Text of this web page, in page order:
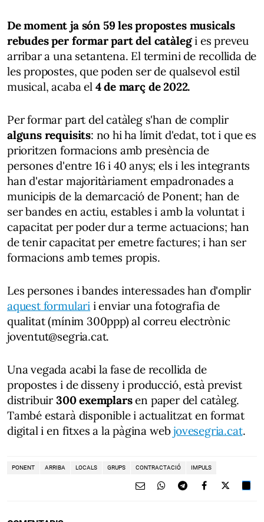
De moment ja són 59 les propostes musicals
rebudes per formar part del catàlegi es preveu
arribar a una setantena. El termini de recollida de
les propostes, que poden ser de qualsevol estil
musical, acaba el 4 de març de 2022.
Per formar part del catàleg s'han de complir
alguns requisits: no hi ha límit d'edat, tot i que es
prioritzen formacions amb presència de
persones d'entre 16 i 40 anys; els i les integrants
han d'estar majoritàriament empadronades a
municipis de la demarcació de Ponent; han de
ser bandes en actiu, estables i amb la voluntat i
capacitat per poder dur a terme actuacions; han
de tenir capacitat per emetre factures; i han ser
formacions amb temes propis.
Les persones i bandes interessades han d'omplir
aquest formulari i enviar una fotografia de
qualitat (mínim 300ppp) al correu electrònic
joventut@segria.cat.
Una vegada acabi la fase de recollida de
propostes i de disseny i producció, està previst
distribuir 300 exemplarsen paper del catàleg.
També estarà disponible i actualitzat en format
digital i en fitxes a la pàgina webjovesegria.cat.
PONENT ARRIBA LOCALS GRUPS CONTRACTACIÓ IMPULS